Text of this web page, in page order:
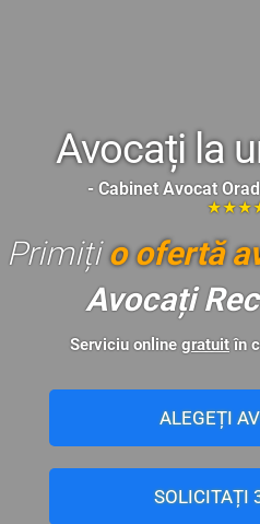
Avocați la
- Cabinet Avocat
Primițio ofertă
Avocați
Serviciu online gratuitîn
ALEGEȚI
SOLICITAȚI